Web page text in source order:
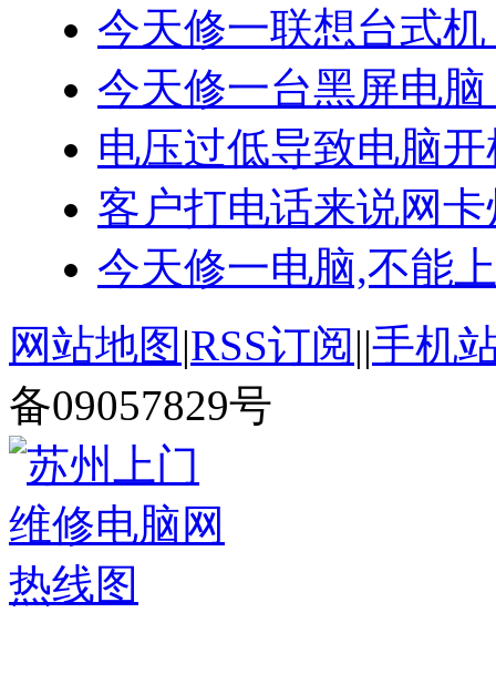
今天修一联想台式
今天修一台黑屏电
电压过低导致电脑
客户打电话来说网
今天修一电脑,不能
网站地图 |RSS订阅||手机
备09057829号